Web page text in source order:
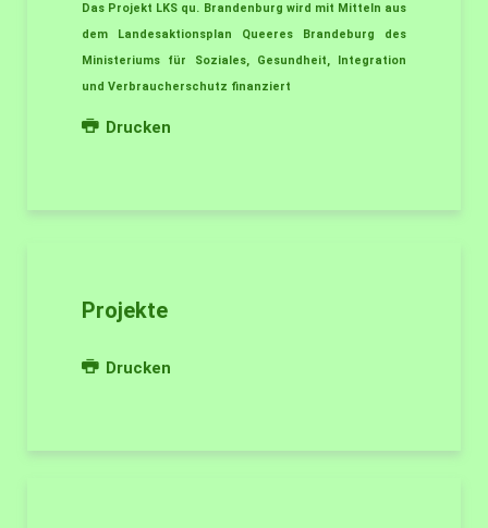
Das Projekt LKS qu. Brandenburg wird mit Mitteln aus
dem Landesaktionsplan Queeres Brandeburg des
Ministeriums für Soziales, Gesundheit, Integration
und Verbraucherschutz finanziert
Drucken
Projekte
Drucken